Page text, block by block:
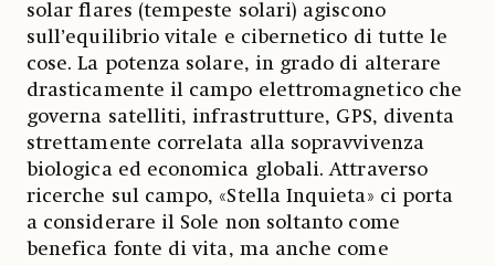
solar flares (tempeste solari) agiscono
sull’equilibrio vitale e cibernetico di tutte le
cose. La potenza solare, in grado di alterare
drasticamente il campo elettromagnetico che
governa satelliti, infrastrutture, GPS, diventa
strettamente correlata alla sopravvivenza
biologica ed economica globali. Attraverso
ricerche sul campo, «Stella Inquieta» ci porta
a considerare il Sole non soltanto come
benefica fonte di vita, ma anche come